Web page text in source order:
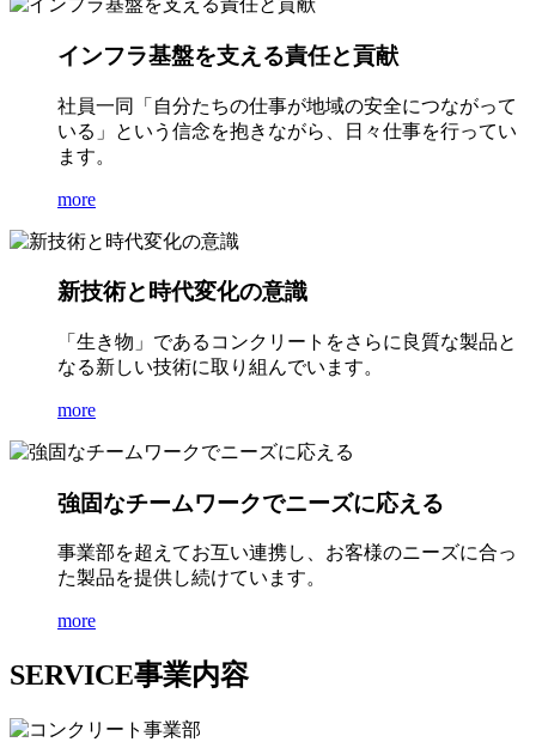
インフラ基盤を支える責任と貢献
社員一同「自分たちの仕事が地域の安全につながって
いる」という信念を抱きながら、日々仕事を行ってい
ます。
more
新技術と時代変化の意識
「生き物」であるコンクリートをさらに良質な製品と
なる新しい技術に取り組んでいます。
more
強固なチームワークでニーズに応える
事業部を超えてお互い連携し、お客様のニーズに合っ
た製品を提供し続けています。
more
SERVICE事業内容